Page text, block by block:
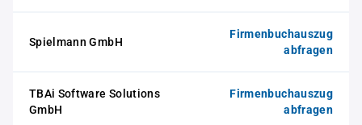
Spielmann GmbH
Firmenbuchauszug
abfragen
TBAi Software Solutions
GmbH
Firmenbuchauszug
abfragen